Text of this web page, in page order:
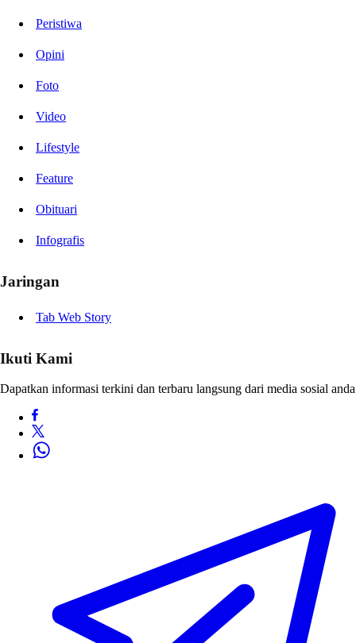
Peristiwa
Opini
Foto
Video
Lifestyle
Feature
Obituari
Infografis
Jaringan
Tab Web Story
Ikuti Kami
Dapatkan informasi terkini dan terbaru langsung dari media sosial anda